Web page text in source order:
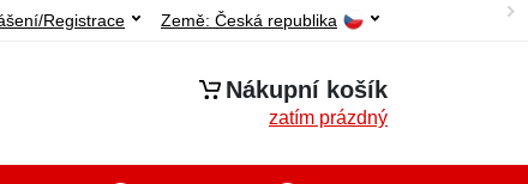
Země: Česká republika
Registrace
Nákupní košík
zatím prázdný